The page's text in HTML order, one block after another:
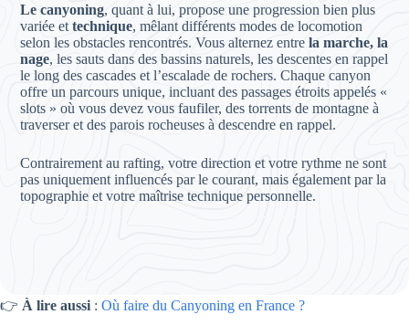
Le canyoning, quant à lui, propose une progression bien plus
variée ettechnique, mêlant différents modes de locomotion
selon les obstacles rencontrés. Vous alternez entrela marche, la
nage, les sauts dans des bassins naturels, les descentes en rappel
le long des cascades et l’escalade de rochers. Chaque canyon
offre un parcours unique, incluant des passages étroits appelés «
slots » où vous devez vous faufiler, des torrents de montagne à
traverser et des parois rocheuses à descendre en rappel.
Contrairement au rafting, votre direction et votre rythme ne sont
pas uniquement influencés par le courant, mais également par la
topographie et votre maîtrise technique personnelle.
👉 À lire aussi : Où faire du Canyoning en France ?